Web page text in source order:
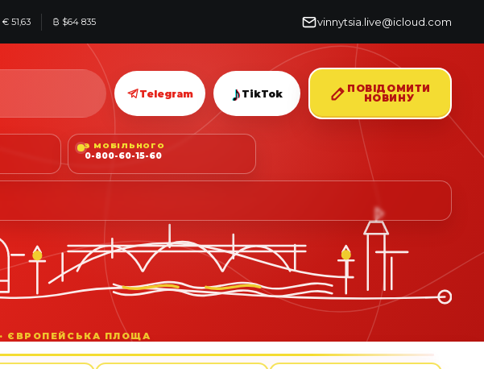
€ 51,63 ₿ $64 835 vinnytsia.live@icloud.com
Telegram ♪ TikTok
ПОВІДОМИТИ
НОВИНУ
З МОБІЛЬНОГО
0-800-60-15-60